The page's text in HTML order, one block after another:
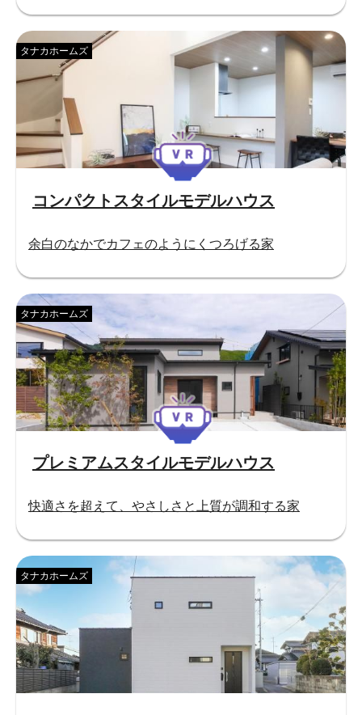
コンパクトスタイルモデルハウス
タナカホームズ
余白のなかでカフェのようにくつろげる家
プレミアムスタイルモデルハウス
タナカホームズ
快適さを超えて、やさしさと上質が調和する家
タナカホームズ